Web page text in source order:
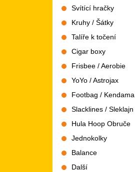
Svítící hračky
Kruhy / Šátky
Talíře k točení
Cigar boxy
Frisbee / Aerobie
YoYo / Astrojax
Footbag / Kendama
Slacklines / Sleklajn
Hula Hoop Obruče
Jednokolky
Balance
Další